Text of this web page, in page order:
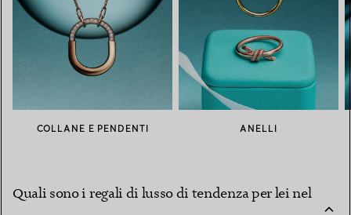
COLLANE E PENDENTI ANELLI
Quali sono i regali di lusso di tendenza per lei nel